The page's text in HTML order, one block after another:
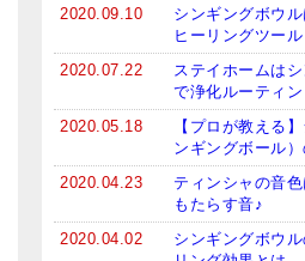
ロゴステッカー・ポストカード各種
亡命チベット人尼僧のお守り・チャ
チベット・マントラ・ヒーリング
ギフトラッピング
シンギングボウル講座
2020.09.10
シンギングボウ
ヒーリングツール
2020.07.22
ステイホームは
で浄化ルーティン
2020.05.18
【プロが教える
ンギングボール
2020.04.23
ティンシャの音
もたらす音♪
2020.04.02
シンギングボウ